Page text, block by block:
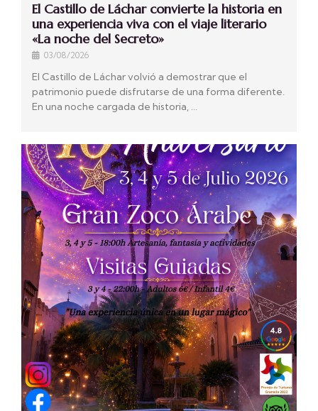
El Castillo de Láchar convierte la historia en
una experiencia viva con el viaje literario
«La noche del Secreto»
03/08/2026
El Castillo de Láchar volvió a demostrar que el
patrimonio puede disfrutarse de una forma diferente.
En una noche cargada de historia, …